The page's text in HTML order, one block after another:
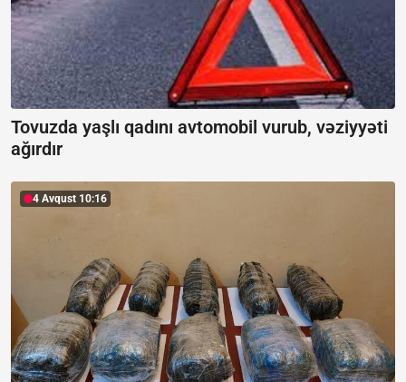
Tovuzda yaşlı qadını avtomobil vurub, vəziyyəti
ağırdır
4 Avqust 10:16